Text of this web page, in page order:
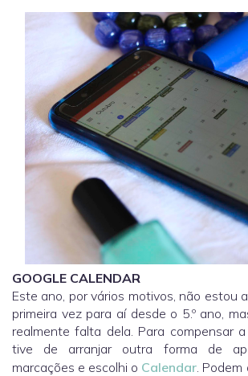
GOOGLE CALENDAR
Este ano, por vários motivos, não estou
primeira vez para aí desde o 5.º ano,
realmente falta dela. Para compensar
tive de arranjar outra forma de
marcações e escolhi o Calendar .